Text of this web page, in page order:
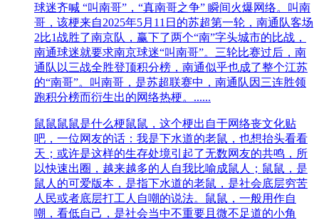
球迷齐喊 “叫南哥”，“真南哥之争” 瞬间火爆网络。叫南
哥，该梗来自2025年5月11日的苏超第一轮，南通队客场
2比1战胜了南京队，赢下了两个“南”字头城市的比战，
南通球迷就要求南京球迷“叫南哥”。三轮比赛过后，南
通队以三战全胜登顶积分榜，南通似乎也成了整个江苏
的“南哥”。叫南哥，是苏超联赛中，南通队因三连胜领
跑积分榜而衍生出的网络热梗。......
鼠鼠鼠鼠是什么梗鼠鼠，这个梗出自于网络丧文化贴
吧，一位网友的话：我是下水道的老鼠，也想抬头看看
天；或许是这样的生存处境引起了无数网友的共鸣，所
以快速出圈，越来越多的人自我比喻成鼠人；鼠鼠，是
鼠人的可爱版本，是指下水道的老鼠，是社会底层穷苦
人民或者底层打工人自嘲的说法。鼠鼠，一般用作自
嘲，看低自己，是社会当中不重要且微不足道的小角